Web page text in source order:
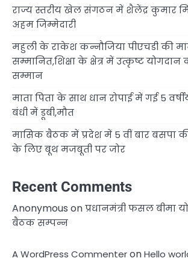
राज्य स्तरीय खेल संगठन में शैलेंद्र कुमार
अहम जिम्मेदारी
महुली के राकेश कन्नौजिया पीएचडी की
सम्मानित,शिक्षा के क्षेत्र में उत्कृष्ट योगदान
सम्मान
माता पिता के साथ धान रोपाई में गई 5
बंधी में डूबी,मौत
मासिक बैठक में प्रदेश में 5 वीं बार बसपा
के लिए बूथ मजबूती पर जोर
Recent Comments
Anonymous onप्रधानमंत्री फसल बीमा
बैठक सम्पन्न
A WordPress CommenteronHello